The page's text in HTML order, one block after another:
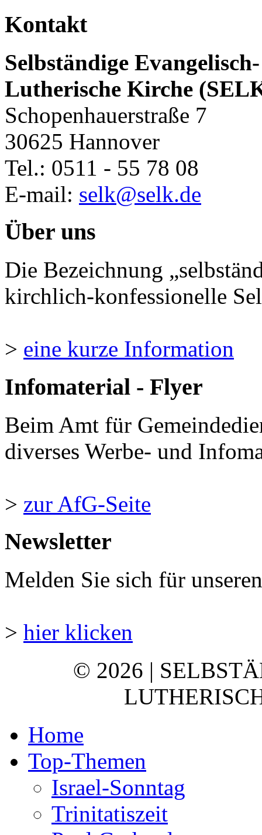
Kontakt
Selbständige Evangelisch-
Lutherische Kirche
Schopenhauerstraße 7
30625 Hannover
Tel.: 0511 - 55 78 08
E-mail: selk@selk.de
Über uns
Die Bezeichnung
kirchlich-konfessionelle
> eine kurze Information
Infomaterial - Flyer
Beim Amt für
diverses Werbe- und
> zur AfG-Seite
Newsletter
Melden Sie sich für
> hier klicken
© 2026 |
Home
Top-Themen
Israel-Sonntag
Trinitatiszeit